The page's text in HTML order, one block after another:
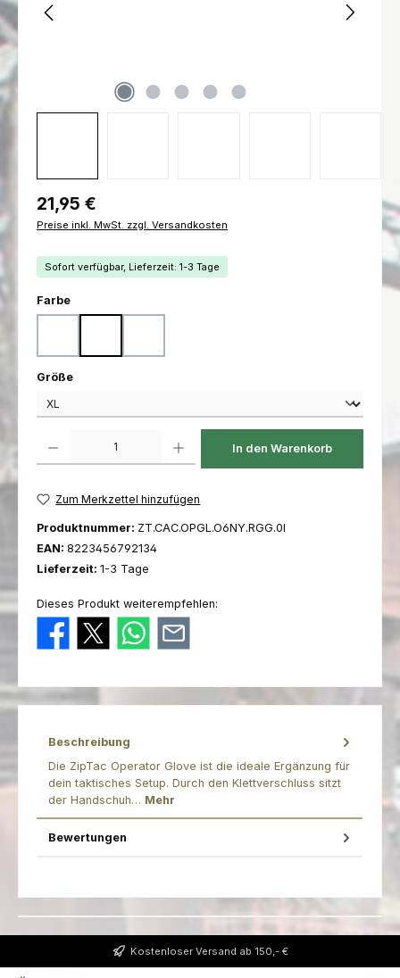
Regulärer Preis:
21,95 €
Preise inkl. MwSt. zzgl. Versandkosten
Sofort verfügbar, Lieferzeit: 1-3 Tage
Farbeauswählen
Größeauswählen
In den Warenkorb
Zum Merkzettel hinzufügen
Produktnummer: ZT.CAC.OPGL.O6NY.RGG.0I
EAN: 8223456792134
Lieferzeit: 1-3 Tage
Dieses Produkt weiterempfehlen:
Beschreibung
Die ZipTac Operator Glove ist die ideale Ergänzung für
dein taktisches Setup. Durch den Klettverschluss sitzt
der Handschuh… Mehr
Bewertungen
Kostenloser Versand ab 150,- €